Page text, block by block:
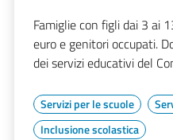
Famiglie con figli dai 3 ai
euro e genitori occupati.
dei servizi educativi del
Servizi per le scuole
Inclusione scolastica